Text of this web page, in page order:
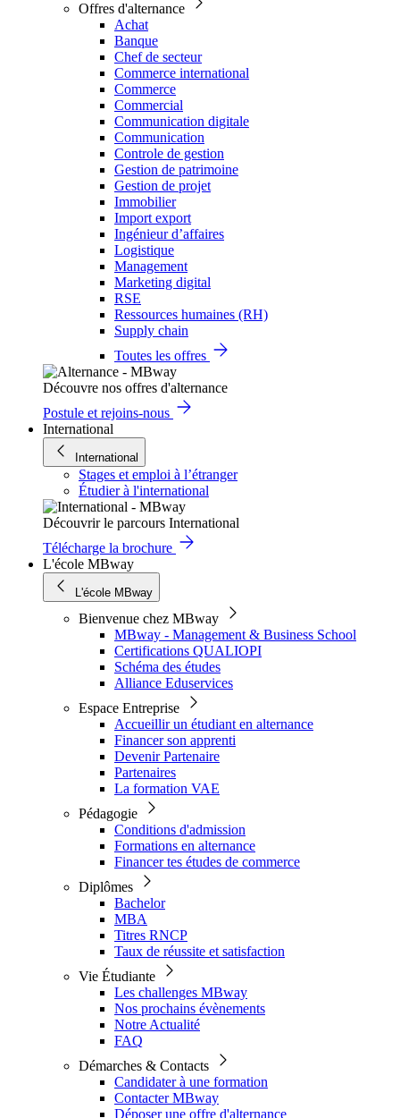
Offres d'alternance
Achat
Banque
Chef de secteur
Commerce international
Commerce
Commercial
Communication digitale
Communication
Controle de gestion
Gestion de patrimoine
Gestion de projet
Immobilier
Import export
Ingénieur d’affaires
Logistique
Management
Marketing digital
RSE
Ressources humaines (RH)
Supply chain
Toutes les offres
Découvre nos offres d'alternance
Postule et rejoins-nous
International
International
Stages et emploi à l’étranger
Étudier à l'international
Découvrir le parcours International
Télécharge la brochure
L'école MBway
L'école MBway
Bienvenue chez MBway
MBway - Management & Business School
Certifications QUALIOPI
Schéma des études
Alliance Eduservices
Espace Entreprise
Accueillir un étudiant en alternance
Financer son apprenti
Devenir Partenaire
Partenaires
La formation VAE
Pédagogie
Conditions d'admission
Formations en alternance
Financer tes études de commerce
Diplômes
Bachelor
MBA
Titres RNCP
Taux de réussite et satisfaction
Vie Étudiante
Les challenges MBway
Nos prochains évènements
Notre Actualité
FAQ
Démarches & Contacts
Candidater à une formation
Contacter MBway
Déposer une offre d'alternance